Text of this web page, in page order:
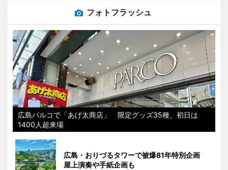
フォトフラッシュ
広島パルコで「あげ太商店」 限定グッズ35種、初日は
1400人超来場
広島・おりづるタワーで被爆81年特別企画
屋上演奏や手紙企画も